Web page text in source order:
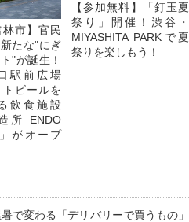
林市】官民
たな"にぎ
"が誕生！
駅前広場
ビールを
飲食施設
所 ENDO
がオープ
【参加無料】「釘玉夏
祭り」開催！渋谷・
MIYASHITA PARKで夏
祭りを楽しもう！
で変わる「デリバリーで買うもの」